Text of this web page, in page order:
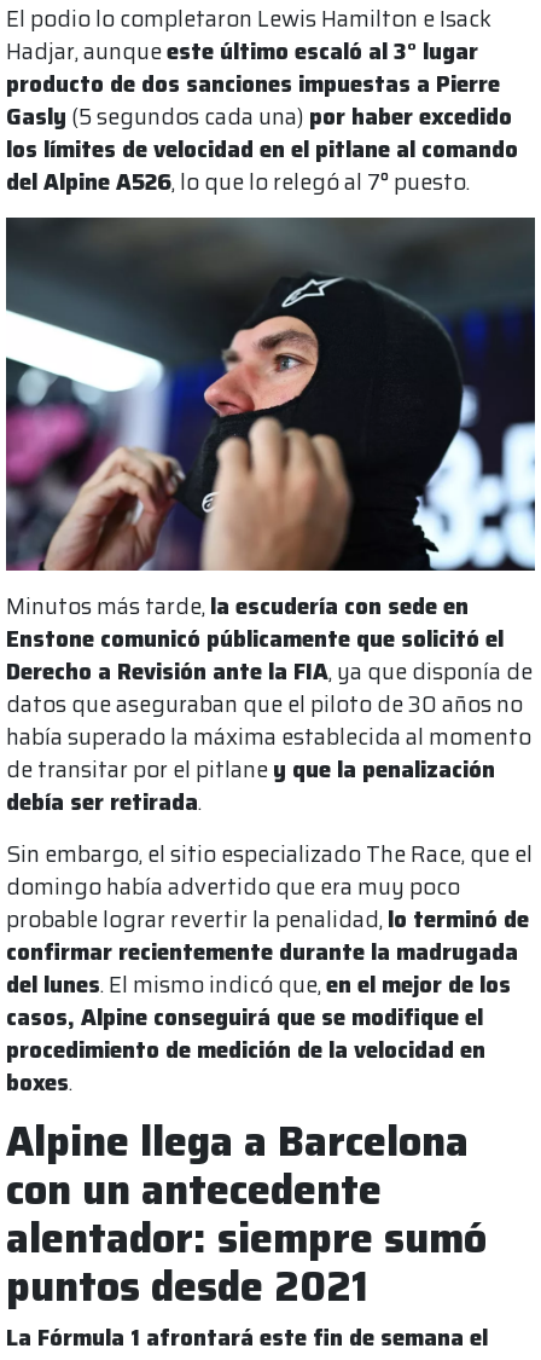
El podio lo completaron Lewis Hamilton e Isack
Hadjar, aunqueeste último escaló al 3° lugar
producto de dos sanciones impuestas a Pierre
Gasly (5 segundos cada una) por haber excedido
los límites de velocidad en el pitlane al comando
del Alpine A526, lo que lo relegó al 7° puesto.
Minutos más tarde,la escudería con sede en
Enstone comunicó públicamente que solicitó el
Derecho a Revisión ante la FIA, ya que disponía de
datos que aseguraban que el piloto de 30 años no
había superado la máxima establecida al momento
de transitar por el pitlaney que la penalización
debía ser retirada.
Sin embargo, el sitio especializado The Race, que el
domingo había advertido que era muy poco
probable lograr revertir la penalidad,lo terminó de
confirmar recientemente durante la madrugada
del lunes. El mismo indicó que,en el mejor de los
casos, Alpine conseguirá que se modifique el
procedimiento de medición de la velocidad en
boxes.
Alpine llega a Barcelona
con un antecedente
alentador: siempre sumó
puntos desde 2021
La Fórmula 1 afrontará este fin de semana el